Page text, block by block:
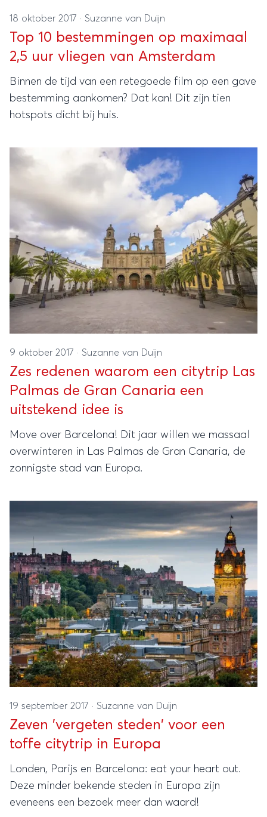
18 oktober 2017 · Suzanne van Duijn
Top 10 bestemmingen op maximaal
2,5 uur vliegen van Amsterdam
Binnen de tijd van een retegoede film op een gave
bestemming aankomen? Dat kan! Dit zijn tien
hotspots dicht bij huis.
9 oktober 2017 · Suzanne van Duijn
Zes redenen waarom een citytrip Las
Palmas de Gran Canaria een
uitstekend idee is
Move over Barcelona! Dit jaar willen we massaal
overwinteren in Las Palmas de Gran Canaria, de
zonnigste stad van Europa.
19 september 2017 · Suzanne van Duijn
Zeven 'vergeten steden' voor een
toffe citytrip in Europa
Londen, Parijs en Barcelona: eat your heart out.
Deze minder bekende steden in Europa zijn
eveneens een bezoek meer dan waard!